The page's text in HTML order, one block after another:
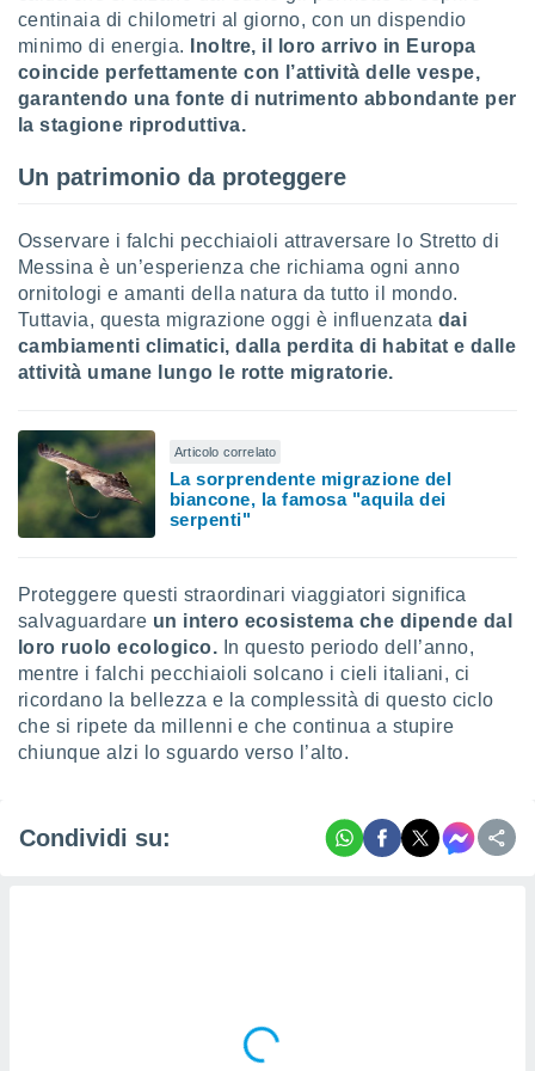
centinaia di chilometri al giorno, con un dispendio
minimo di energia.
Inoltre, il loro arrivo in Europa
coincide perfettamente con l’attività delle vespe,
garantendo una fonte di nutrimento abbondante per
la stagione riproduttiva.
Un patrimonio da proteggere
Osservare i falchi pecchiaioli attraversare lo Stretto di
Messina è un’esperienza che richiama ogni anno
ornitologi e amanti della natura da tutto il mondo.
Tuttavia, questa migrazione oggi è influenzata dai
cambiamenti climatici, dalla perdita di habitat e dalle
attività umane lungo le rotte migratorie.
Articolo correlato
La sorprendente migrazione del
biancone, la famosa "aquila dei
serpenti"
Proteggere questi straordinari viaggiatori significa
salvaguardare un intero ecosistema che dipende dal
loro ruolo ecologico. In questo periodo dell’anno,
mentre i falchi pecchiaioli solcano i cieli italiani, ci
ricordano la bellezza e la complessità di questo ciclo
che si ripete da millenni e che continua a stupire
chiunque alzi lo sguardo verso l’alto.
Condividi su: